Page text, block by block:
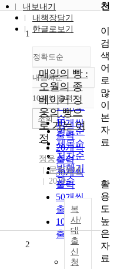
내보내기
내책장담기
한글로보기
정확도순
정확도
순
인기도
순
연도순
제목순
저자순
발행기
관순
내림차순
내림차순
10개씩 출력
10개씩
출력
20개씩
출력
30개씩
출력
50개씩
출력
100개씩
출력
조회
1
매일의 빵 :
오월의 종
베이커 정
웅의 빵으
로 가는 여
정
정웅
문학동네
2019
복
사/
대
출
신
청
2
천
이
검
색
어
로
많
이
본
자
료
활
용
도
높
은
자
료